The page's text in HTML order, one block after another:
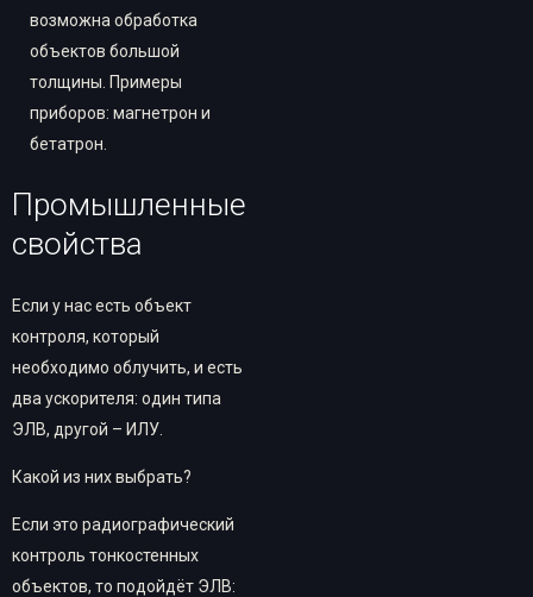
возможна обработка
объектов большой
толщины. Примеры
приборов: магнетрон и
бетатрон.
Промышленные
свойства
Если у нас есть объект
контроля, который
необходимо облучить, и есть
два ускорителя: один типа
ЭЛВ, другой – ИЛУ.
Какой из них выбрать?
Если это радиографический
контроль тонкостенных
объектов, то подойдёт ЭЛВ: